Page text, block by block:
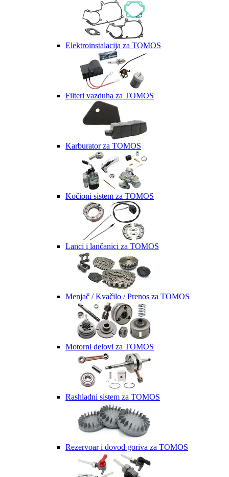
Elektroinstalacija za TOMOS
Filteri vazduha za TOMOS
Karburator za TOMOS
Kočioni sistem za TOMOS
Lanci i lančanici za TOMOS
Menjač / Kvačilo / Prenos za TOMOS
Motorni delovi za TOMOS
Rashladni sistem za TOMOS
Rezervoar i dovod goriva za TOMOS